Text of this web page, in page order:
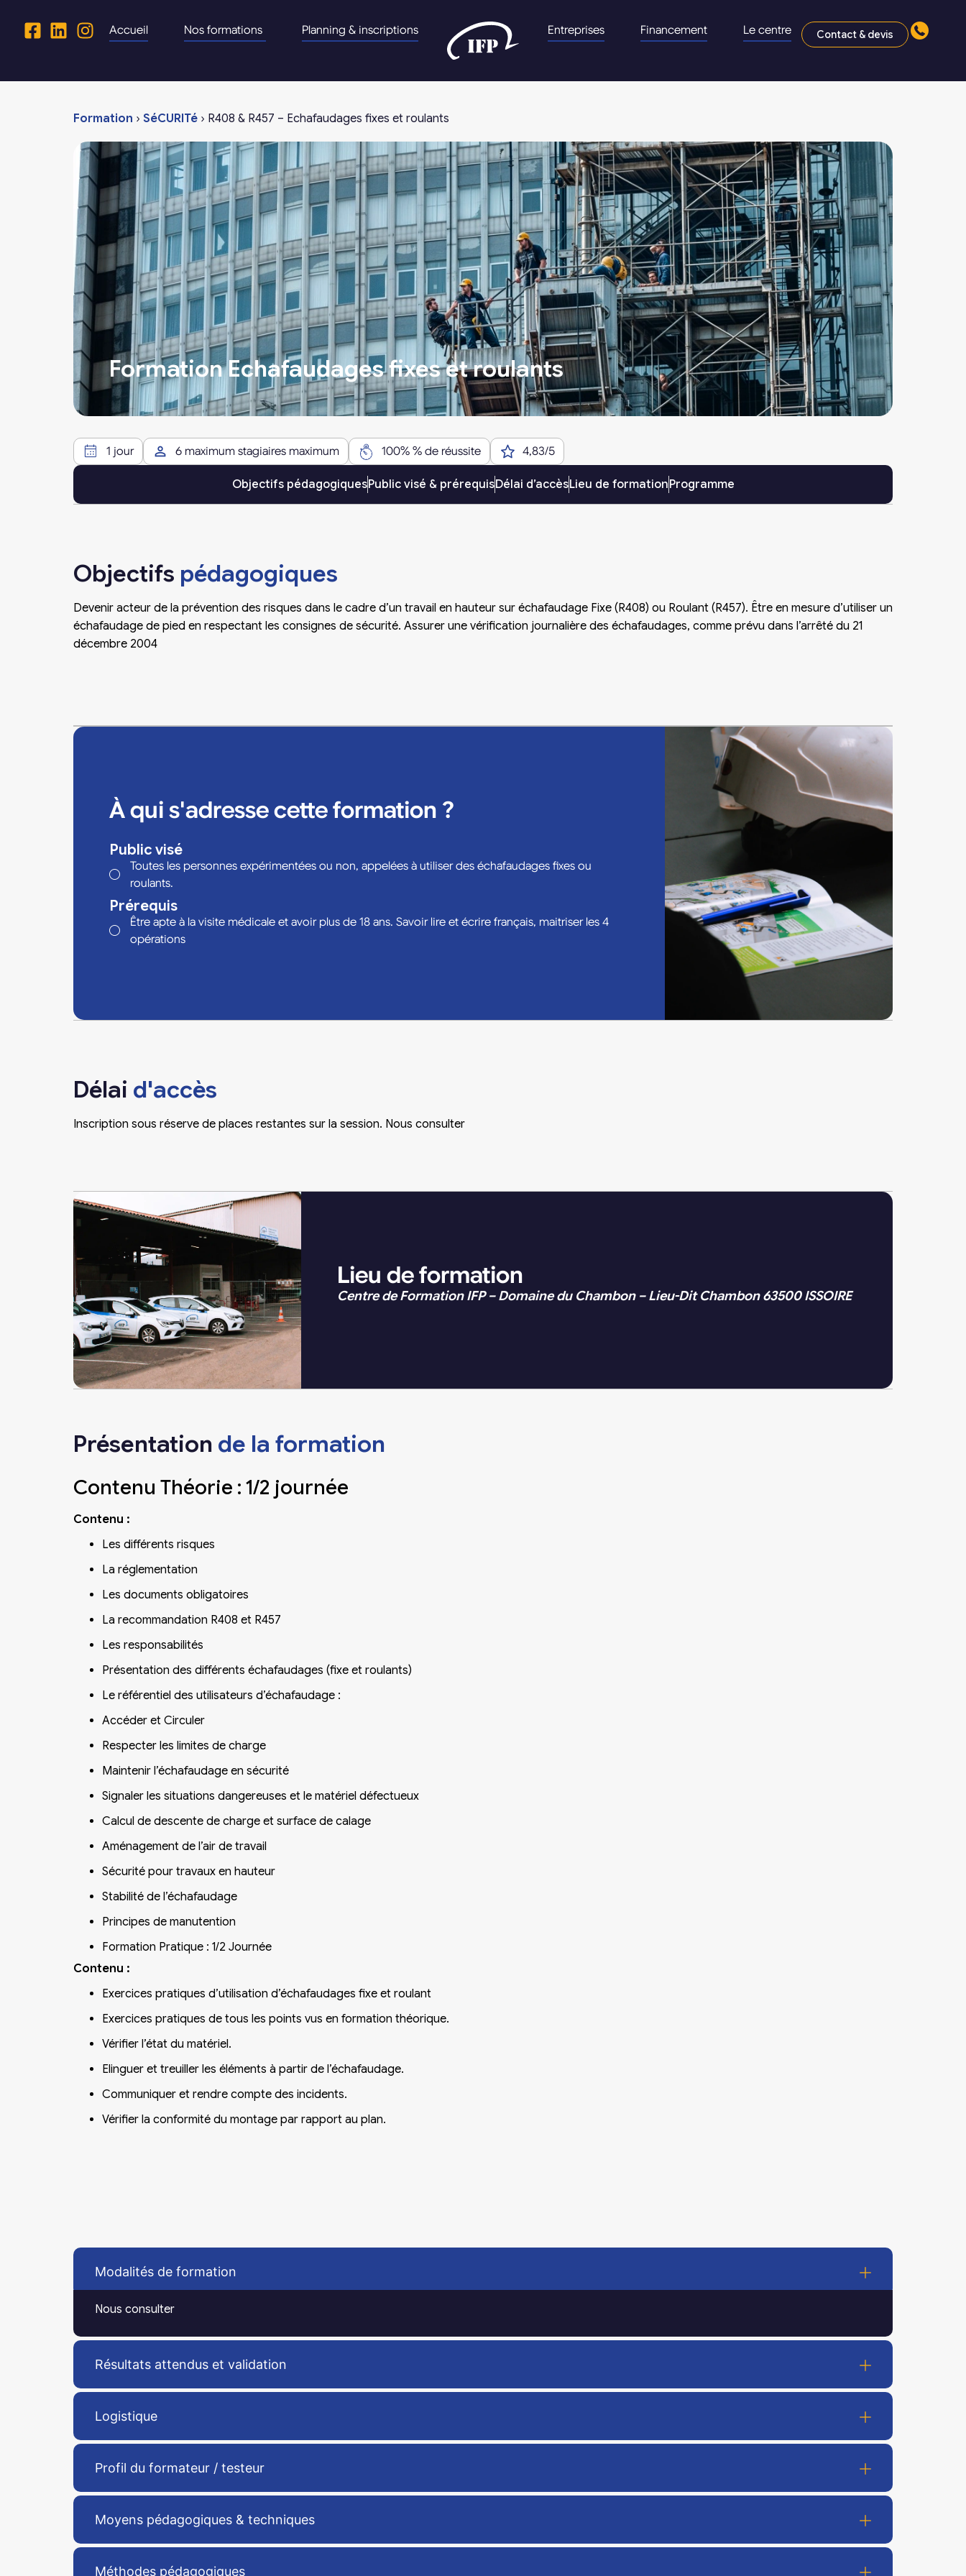
Accueil Nos formations Planning & inscriptions Entreprises Financement Le centre Contact & devis
Formation › SéCURITé › R408 & R457 – Echafaudages fixes et roulants
Formation Echafaudages fixes et roulants
1 jour 6 maximum stagiaires maximum 100% % de réussite 4,83/5
Objectifs pédagogiquesPublic visé & prérequisDélai d’accèsLieu de formationProgramme
Objectifs pédagogiques
Devenir acteur de la prévention des risques dans le cadre d’un travail en hauteur sur échafaudage Fixe (R408) ou Roulant (R457). Être en mesure d’utiliser un
échafaudage de pied en respectant les consignes de sécurité. Assurer une vérification journalière des échafaudages, comme prévu dans l’arrêté du 21
décembre 2004
À qui s'adresse cette formation ?
Public visé
Toutes les personnes expérimentées ou non, appelées à utiliser des échafaudages fixes ou
roulants.
Prérequis
Être apte à la visite médicale et avoir plus de 18 ans. Savoir lire et écrire français, maitriser les 4
opérations
Délai d'accès
Inscription sous réserve de places restantes sur la session. Nous consulter
Lieu de formation
Centre de Formation IFP – Domaine du Chambon – Lieu-Dit Chambon 63500 ISSOIRE
Présentation de la formation
Contenu Théorie : 1/2 journée
Contenu :
Les différents risques
La réglementation
Les documents obligatoires
La recommandation R408 et R457
Les responsabilités
Présentation des différents échafaudages (fixe et roulants)
Le référentiel des utilisateurs d’échafaudage :
Accéder et Circuler
Respecter les limites de charge
Maintenir l’échafaudage en sécurité
Signaler les situations dangereuses et le matériel défectueux
Calcul de descente de charge et surface de calage
Aménagement de l’air de travail
Sécurité pour travaux en hauteur
Stabilité de l’échafaudage
Principes de manutention
Formation Pratique : 1/2 Journée
Contenu :
Exercices pratiques d’utilisation d’échafaudages fixe et roulant
Exercices pratiques de tous les points vus en formation théorique.
Vérifier l’état du matériel.
Elinguer et treuiller les éléments à partir de l’échafaudage.
Communiquer et rendre compte des incidents.
Vérifier la conformité du montage par rapport au plan.
Modalités de formation
Nous consulter
Résultats attendus et validation
Logistique
Profil du formateur / testeur
Moyens pédagogiques & techniques
Méthodes pédagogiques